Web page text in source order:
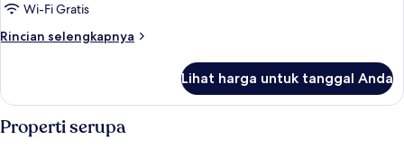
Wi-Fi Gratis
Rincian selengkapnya
Rincian
Kamar
Lihat harga untuk tanggal Anda
Properti serupa